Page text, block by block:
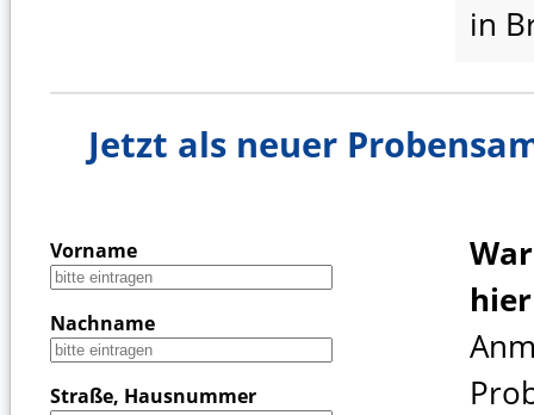
in
Jetzt als neuer
Vorname
Nachname
Straße, Hausnummer